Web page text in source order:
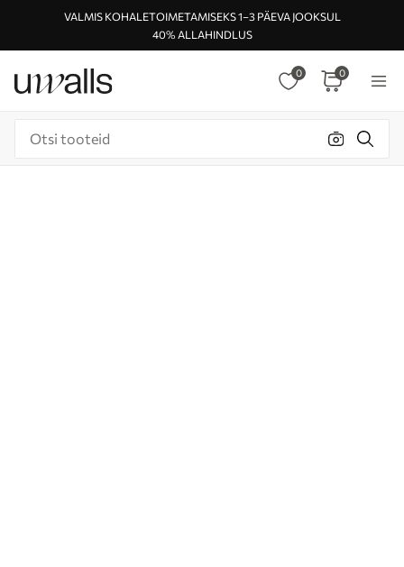
VALMIS KOHALETOIMETAMISEKS 1–3 PÄEVA JOOKSUL
40% ALLAHINDLUS
0 0